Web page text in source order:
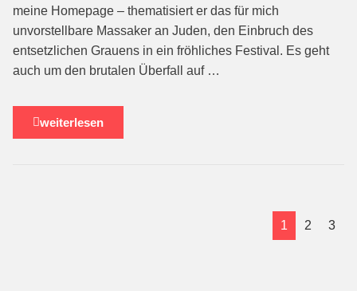
meine Homepage – thematisiert er das für mich
unvorstellbare Massaker an Juden, den Einbruch des
entsetzlichen Grauens in ein fröhliches Festival. Es geht
auch um den brutalen Überfall auf …
weiterlesen
1 2 3